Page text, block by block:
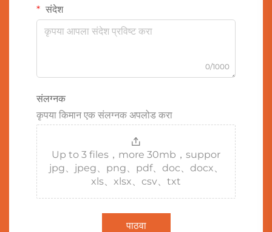
संदेश
0/1000
संलग्नक
कृपया किमान एक संलग्नक अपलोड करा
Up to 3 files，more 30mb，suppor
jpg、jpeg、png、pdf、doc、docx、
xls、xlsx、csv、txt
पाठवा